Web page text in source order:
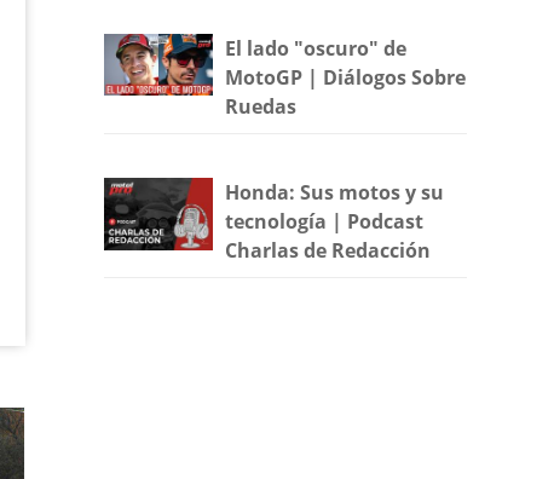
El lado "oscuro" de
MotoGP | Diálogos Sobre
Ruedas
Honda: Sus motos y su
tecnología | Podcast
Charlas de Redacción